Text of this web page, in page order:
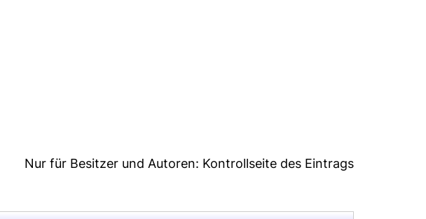
Nur für Besitzer und Autoren: Kontrollseite des Eintrags